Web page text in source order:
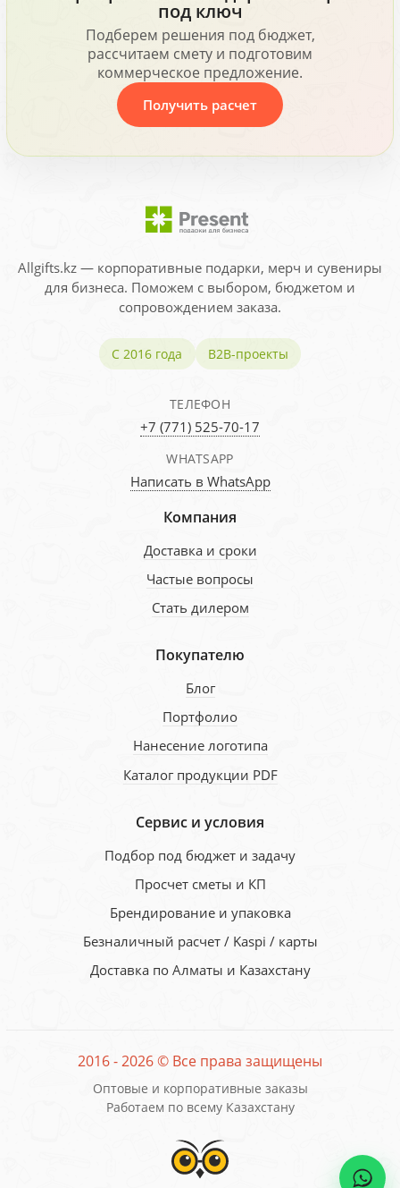
под ключ
Подберем решения под бюджет,
рассчитаем смету и подготовим
коммерческое предложение.
Получить расчет
Allgifts.kz — корпоративные подарки, мерч и сувениры
для бизнеса. Поможем с выбором, бюджетом и
сопровождением заказа.
С 2016 года B2B-проекты
ТЕЛЕФОН
+7 (771) 525-70-17
WHATSAPP
Написать в WhatsApp
Компания
Доставка и сроки
Частые вопросы
Стать дилером
Покупателю
Блог
Портфолио
Нанесение логотипа
Каталог продукции PDF
Сервис и условия
Подбор под бюджет и задачу
Просчет сметы и КП
Брендирование и упаковка
Безналичный расчет / Kaspi / карты
Доставка по Алматы и Казахстану
2016 - 2026 © Все права защищены
Оптовые и корпоративные заказы
Работаем по всему Казахстану